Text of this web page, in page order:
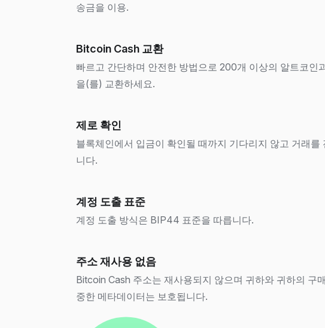
송금을 이용.
Bitcoin Cash 교환
빠르고 간단하며 안전한 방법으로 200개 이상의 알트코인
을(를) 교환하세요.
제로 확인
블록체인에서 입금이 확인될 때까지 기다리지 않고 거래를
니다.
계정 도출 표준
계정 도출 방식은 BIP44 표준을 따릅니다.
주소 재사용 없음
Bitcoin Cash 주소는 재사용되지 않으며 귀하와 귀하의 구
중한 메타데이터는 보호됩니다.